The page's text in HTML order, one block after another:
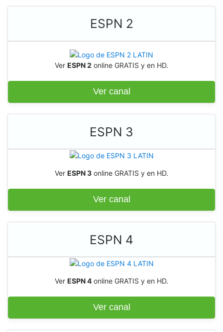
ESPN 2
Ver ESPN 2 online GRATIS y en HD.
Ver canal
ESPN 3
Ver ESPN 3 online GRATIS y en HD.
Ver canal
ESPN 4
Ver ESPN 4 online GRATIS y en HD.
Ver canal